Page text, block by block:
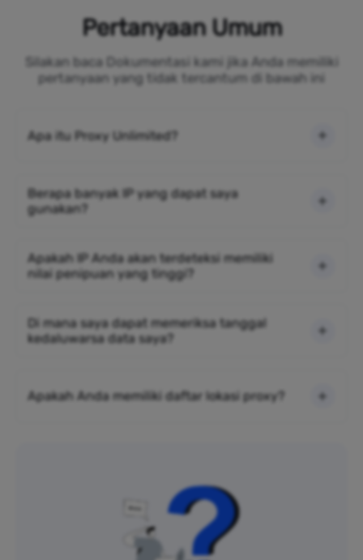
Pertanyaan Umum
Silakan baca Dokumentasi kami jika Anda memiliki
pertanyaan yang tidak tercantum di bawah ini
Apa itu Proxy Unlimited?
Berapa banyak IP yang dapat saya
gunakan?
Apakah IP Anda akan terdeteksi memiliki
nilai penipuan yang tinggi?
Di mana saya dapat memeriksa tanggal
kedaluwarsa data saya?
Apakah Anda memiliki daftar lokasi proxy?